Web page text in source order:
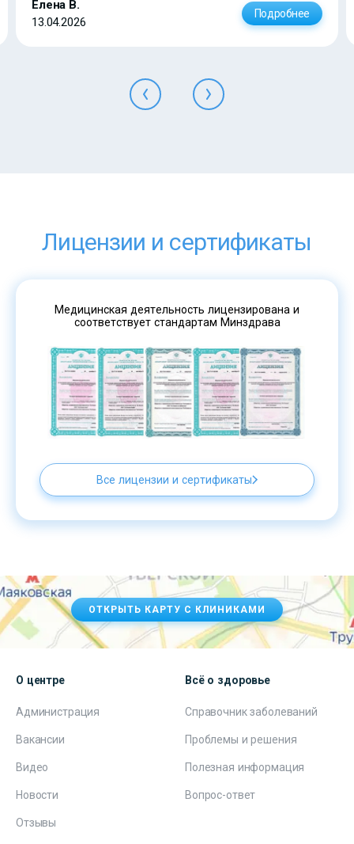
Елена В.
13.04.2026
Подробнее
Лицензии и сертификаты
Медицинская деятельность лицензирована и
соответствует стандартам Минздрава
Все лицензии и сертификаты
ОТКРЫТЬ КАРТУ С КЛИНИКАМИ
О центре
Администрация
Вакансии
Видео
Новости
Отзывы
Всё о здоровье
Справочник заболеваний
Проблемы и решения
Полезная информация
Вопрос-ответ